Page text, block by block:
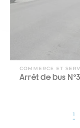
COMMERCE ET
Arrêt de bus
1